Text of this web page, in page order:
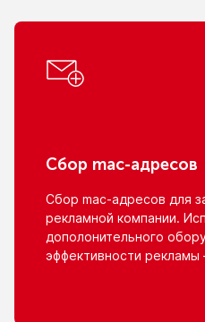
Сбор mac-адресов
Сбор mac-адресов для
рекламной компании.
дополонительного
эффективности